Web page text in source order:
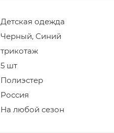
Детская одежда
Черный, Синий
трикотаж
5 шт
Полиэстер
Россия
На любой сезон